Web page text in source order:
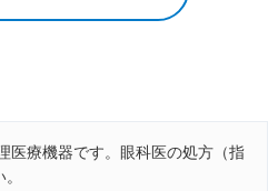
療機器です。眼科医の処方（指